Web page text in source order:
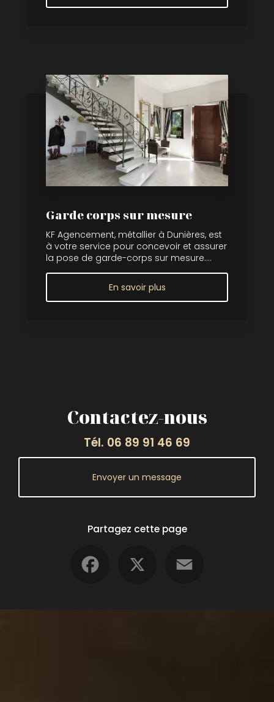
Garde corps sur mesure
KF Agencement, métallier à Dunières, est
à votre service pour concevoir et assurer
la pose de garde-corps sur mesure....
En savoir plus
Contactez-nous
Tél. 06 89 91 46 69
Envoyer un message
Partagez cette page